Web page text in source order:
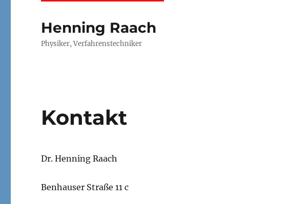
Henning Raach
Physiker, Verfahrenstechniker
Kontakt
Dr. Henning Raach
Benhauser Straße 11 c